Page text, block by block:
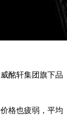
酩轩集团旗下品
格也疲弱，平均